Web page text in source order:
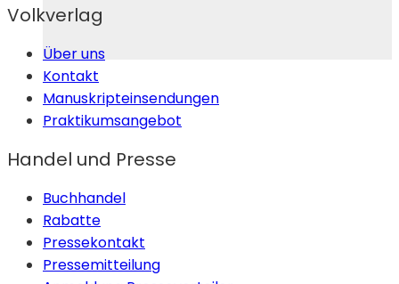
Volkverlag
Über uns
Kontakt
Manuskripteinsendungen
Praktikumsangebot
Handel und Presse
Buchhandel
Rabatte
Pressekontakt
Pressemitteilung